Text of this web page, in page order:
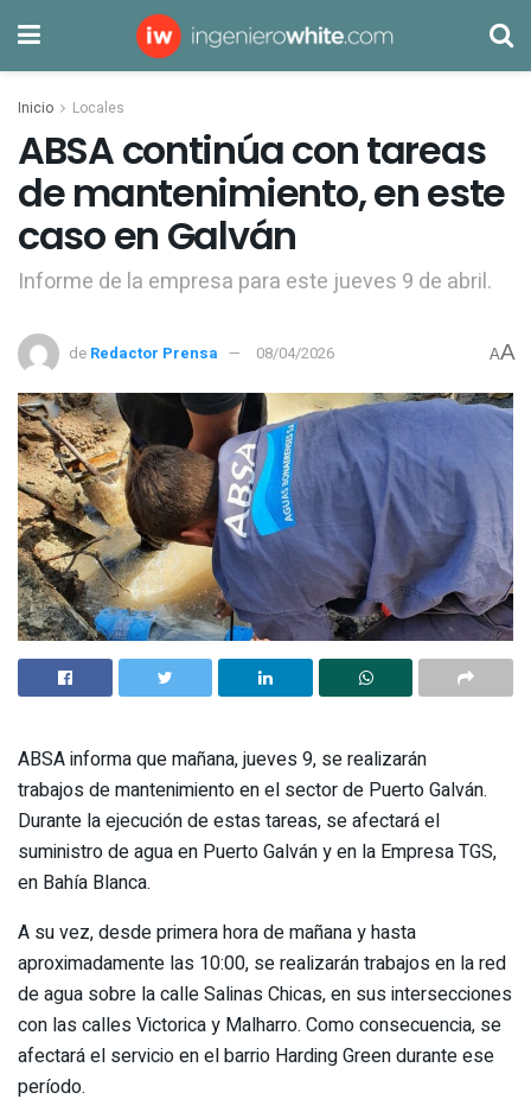
Inicio Locales
ABSA continúa con tareas
de mantenimiento, en este
caso en Galván
Informe de la empresa para este jueves 9 de abril.
de Redactor Prensa 08/04/2026 AA
ABSA informa que mañana, jueves 9, se realizarán
trabajos de mantenimiento en el sector de Puerto Galván.
Durante la ejecución de estas tareas, se afectará el
suministro de agua en Puerto Galván y en la Empresa TGS,
en Bahía Blanca.
A su vez, desde primera hora de mañana y hasta
aproximadamente las 10:00, se realizarán trabajos en la red
de agua sobre la calle Salinas Chicas, en sus intersecciones
con las calles Victorica y Malharro. Como consecuencia, se
afectará el servicio en el barrio Harding Green durante ese
período.